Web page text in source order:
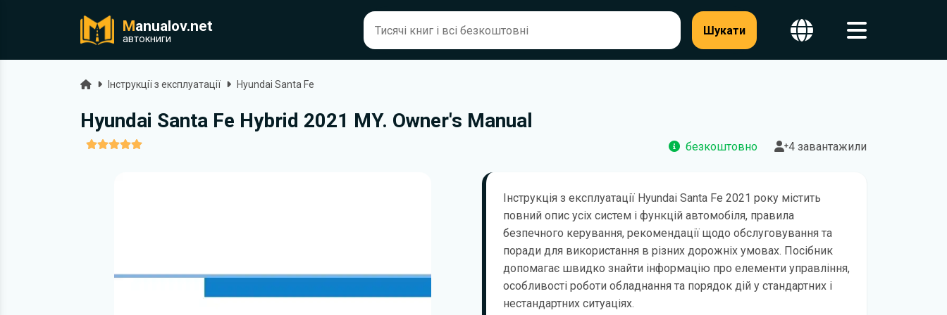
Manualov.net
автокниги
Шукати
ГоловнаІнструкції з експлуатації Hyundai Santa Fe
Hyundai Santa Fe Hybrid 2021 MY. Owner's Manual
безкоштовно 4 завантажили
Інструкція з експлуатації Hyundai Santa Fe 2021 року містить
повний опис усіх систем і функцій автомобіля, правила
безпечного керування, рекомендації щодо обслуговування та
поради для використання в різних дорожніх умовах. Посібник
допомагає швидко знайти інформацію про елементи управління,
особливості роботи обладнання та порядок дій у стандартних і
нестандартних ситуаціях.